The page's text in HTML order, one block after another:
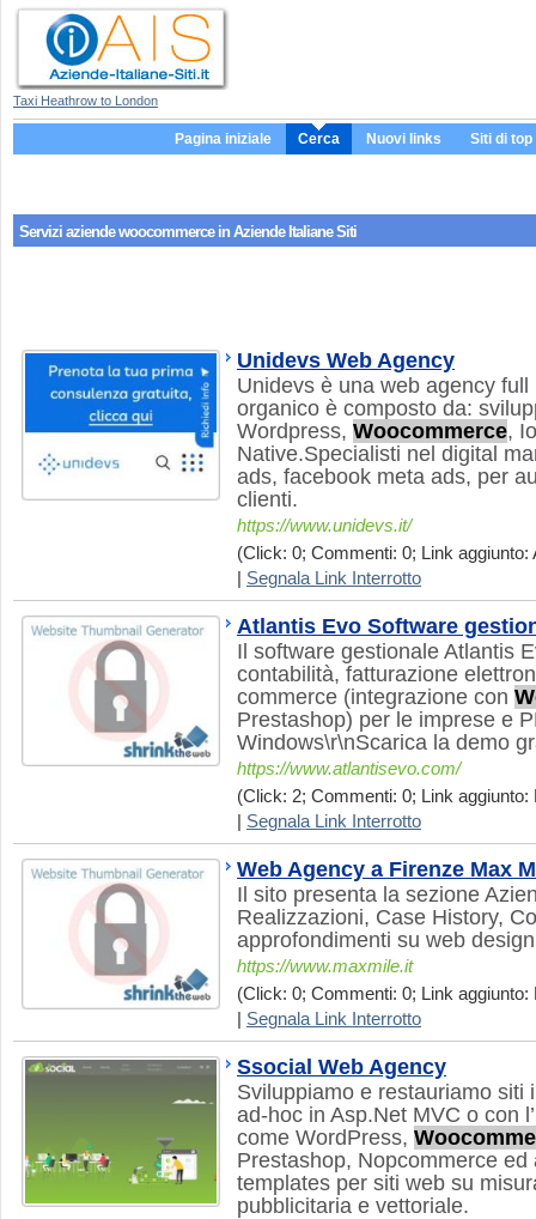
Taxi Heathrow to London
Pagina iniziale Cerca Nuovi links Siti di top
Servizi aziendewoocommercein Aziende Italiane Siti
Unidevs Web Agency
Unidevs è una web agency
organico è composto da:
Wordpress, Woocommerce,
Native.Specialisti nel digital
ads, facebook meta ads, per
clienti.
https://www.unidevs.it/
(Click: 0; Commenti: 0; Link aggiunto:
Segnala Link Interrotto
Atlantis Evo Software
Il software gestionale Atlantis
contabilità, fatturazione
commerce (integrazione con
Prestashop) per le imprese e
Windows\r\nScarica la demo
https://www.atlantisevo.com/
(Click: 2; Commenti: 0; Link aggiunto:
Segnala Link Interrotto
Web Agency a Firenze Max
Il sito presenta la sezione
Realizzazioni, Case History,
approfondimenti su web
https://www.maxmile.it
(Click: 0; Commenti: 0; Link aggiunto:
Segnala Link Interrotto
Ssocial Web Agency
Sviluppiamo e restauriamo siti
ad-hoc in Asp.Net MVC o con
come WordPress,
Prestashop, Nopcommerce
templates per siti web su
pubblicitaria e vettoriale.